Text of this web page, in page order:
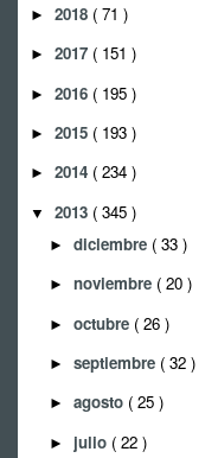
► 2018 ( 71 )
► 2017 ( 151 )
► 2016 ( 195 )
► 2015 ( 193 )
► 2014 ( 234 )
▼ 2013 ( 345 )
► diciembre ( 33 )
► noviembre ( 20 )
► octubre ( 26 )
► septiembre ( 32 )
► agosto ( 25 )
► julio ( 22 )